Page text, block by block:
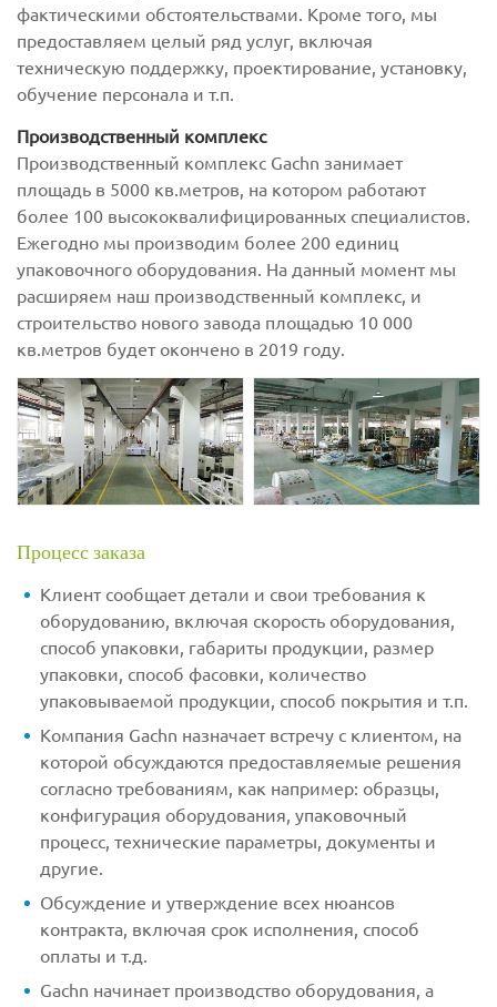
фактическими обстоятельствами. Кроме того, мы
предоставляем целый ряд услуг, включая
техническую поддержку, проектирование, установку,
обучение персонала и т.п.
Производственный комплекс
Производственный комплекс Gachn занимает
площадь в 5000 кв.метров, на котором работают
более 100 высококвалифицированных специалистов.
Ежегодно мы производим более 200 единиц
упаковочного оборудования. На данный момент мы
расширяем наш производственный комплекс, и
строительство нового завода площадью 10 000
кв.метров будет окончено в 2019 году.
Процесс заказа
Клиент сообщает детали и свои требования к
оборудованию, включая скорость оборудования,
способ упаковки, габариты продукции, размер
упаковки, способ фасовки, количество
упаковываемой продукции, способ покрытия и т.п.
Компания Gachn назначает встречу с клиентом, на
которой обсуждаются предоставляемые решения
согласно требованиям, как например: образцы,
конфигурация оборудования, упаковочный
процесс, технические параметры, документы и
другие.
Обсуждение и утверждение всех нюансов
контракта, включая срок исполнения, способ
оплаты и т.д.
Gachn начинает производство оборудования, а